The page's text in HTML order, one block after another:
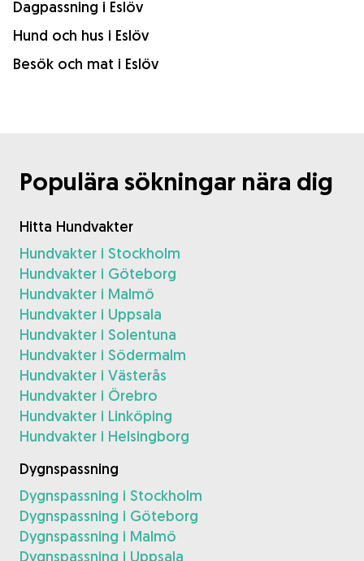
Dagpassning i Eslöv
Hund och hus i Eslöv
Besök och mat i Eslöv
Populära sökningar nära dig
Hitta Hundvakter
Hundvakter i Stockholm
Hundvakter i Göteborg
Hundvakter i Malmö
Hundvakter i Uppsala
Hundvakter i Solentuna
Hundvakter i Södermalm
Hundvakter i Västerås
Hundvakter i Örebro
Hundvakter i Linköping
Hundvakter i Helsingborg
Dygnspassning
Dygnspassning i Stockholm
Dygnspassning i Göteborg
Dygnspassning i Malmö
Dygnspassning i Uppsala